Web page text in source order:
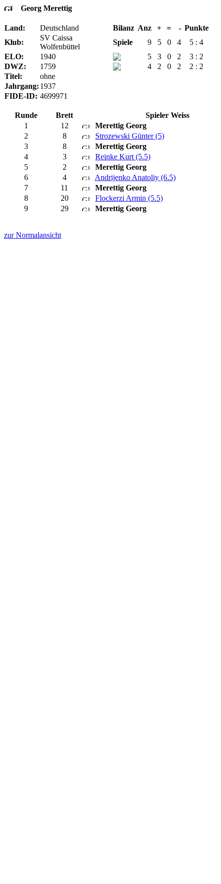
Georg Merettig
Land: Deutschland Bilanz Anz + = - Punkte
Klub:
SV Caissa
Wolfenbüttel
Spiele 9 5 0 4
5 : 4
ELO:
1940 5 3 0 2
3 : 2
DWZ:
1759 4 2 0 2
2 : 2
Titel:
ohne
Jahrgang: 1937
FIDE-ID: 4699971
Runde Brett
Spieler Weiss
1
12
Merettig Georg
2
8
Strozewski Günter (5)
3
8
Merettig Georg
4
3
Reinke Kurt (5.5)
5
2
Merettig Georg
6
4
Andrijenko Anatoliy (6.5)
7
11
Merettig Georg
8
20
Flockerzi Armin (5.5)
9
29 Merettig Georg
zur Normalansicht